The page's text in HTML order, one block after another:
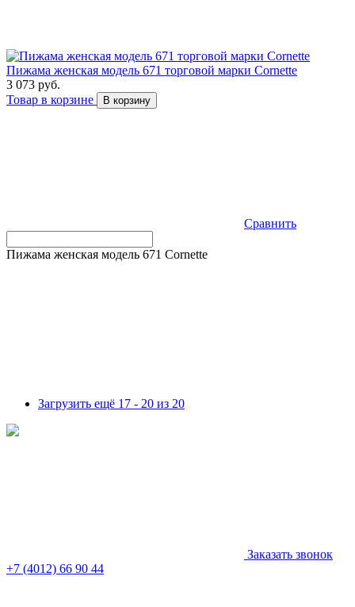
Пижама женская модель 671 торговой марки Cornette
3 073 руб.
Товар в корзине
В корзину
Сравнить
Пижама женская модель 671 Cornette
Загрузить ещё 17 - 20 из 20
Заказать звонок
+7 (4012) 66 90 44